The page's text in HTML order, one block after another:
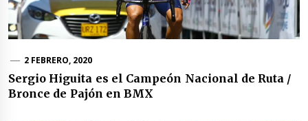
2 FEBRERO, 2020
Sergio Higuita es el Campeón Nacional de Ruta /
Bronce de Pajón en BMX